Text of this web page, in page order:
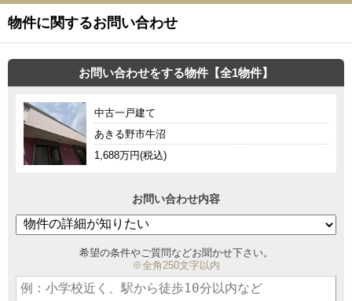
物件に関するお問い合わせ
お問い合わせをする物件【全1物件】
中古一戸建て
あきる野市牛沼
1,688万円(税込)
お問い合わせ内容
希望の条件やご質問などお聞かせ下さい。
※全角250文字以内